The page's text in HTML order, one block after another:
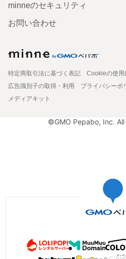
minneのセキュリティ
お問い合わせ
特定商取引法に基づく表記
Cookieの使用
広告識別子の取得・利用
プライバシーポ
メディアキット
©GMO Pepabo, Inc.